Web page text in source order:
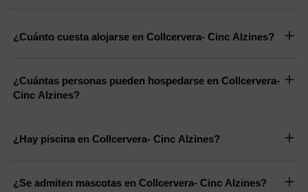
¿Cuánto cuesta alojarse en Collcervera- Cinc Alzines?
¿Cuántas personas pueden hospedarse en Collcervera-
Cinc Alzines?
¿Hay piscina en Collcervera- Cinc Alzines?
¿Se admiten mascotas en Collcervera- Cinc Alzines?